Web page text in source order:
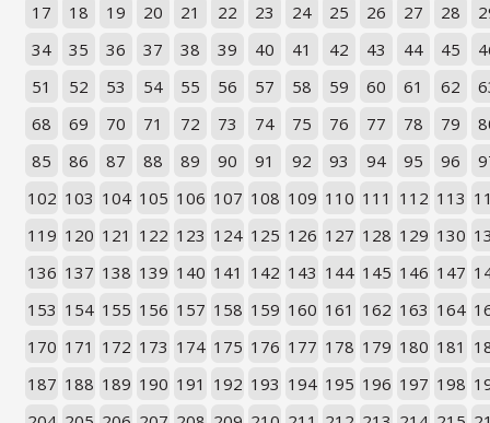
17
18 19 20 21 22 23 24 25 26 27 28
34
35 36 37 38 39 40 41 42 43 44 45
51
52 53 54 55 56 57 58 59 60 61 62
68
69 70 71 72 73 74 75 76 77 78 79
85
86 87 88 89 90 91 92 93 94 95 96
102 103 104 105 106 107 108 109 110 111 112 113
119 120 121 122 123 124 125 126 127 128 129 130
136 137 138 139 140 141 142 143 144 145 146 147
153 154 155 156 157 158 159 160 161 162 163 164
170 171 172 173 174 175 176 177 178 179 180 181
187 188 189 190 191 192 193 194 195 196 197 198